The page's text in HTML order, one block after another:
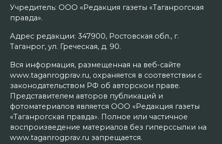
Учредитель: ООО «Редакция газеты «Таганрогская
правда».
Адрес редакции: 347900, Ростовская обл., г.
Таганрог, ул. Греческая, д. 90.
Вся информация, размещенная на веб-сайте
www.taganrogprav.ru, охраняется в соответствии с
законодательством РФ об авторском праве.
Представителем авторов публикаций и
фотоматериалов является ООО «Редакция газеты
«Таганрогская правда». Полное или частичное
воспроизведение материалов без гиперссылки на
www.taganrogprav.ru запрещается.